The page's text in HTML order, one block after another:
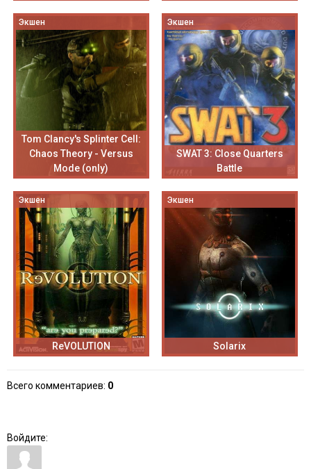
Экшен
Tom Clancy's Splinter Cell:
Chaos Theory - Versus
Mode (only)
Экшен
SWAT 3: Close Quarters
Battle
Экшен
ReVOLUTION
Экшен
Solarix
Всего комментариев: 0
Войдите: